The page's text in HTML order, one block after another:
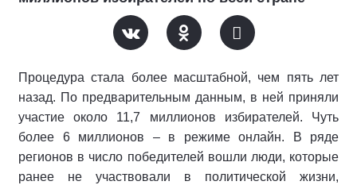
Процедура стала более масштабной, чем пять лет
назад. По предварительным данным, в ней приняли
участие около 11,7 миллионов избирателей. Чуть
более 6 миллионов – в режиме онлайн. В ряде
регионов в число победителей вошли люди, которые
ранее не участвовали в политической жизни,